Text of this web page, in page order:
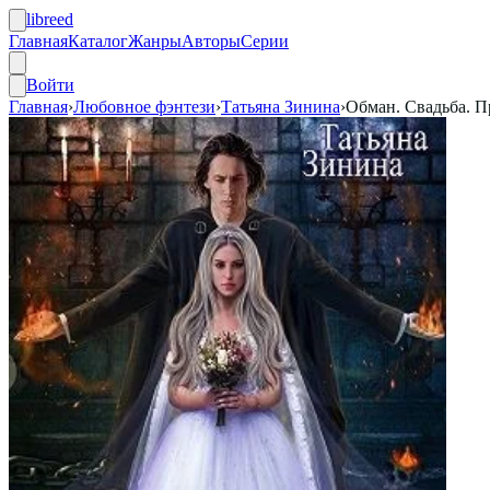
libreed
ГлавнаяКаталогЖанрыАвторыСерии
Войти
Главная›Любовное фэнтези›Татьяна Зинина›Обман. Свадьба.